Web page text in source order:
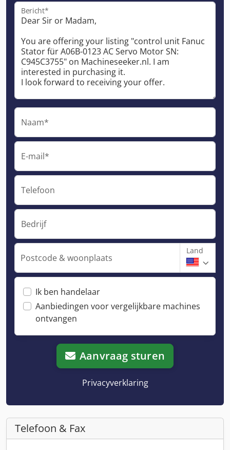
Bericht*
Naam*
E-mail*
Telefoon
Bedrijf
Postcode & woonplaats
Land
Ik ben handelaar
Aanbiedingen voor vergelijkbare machines
ontvangen
Aanvraag sturen
Privacyverklaring
Telefoon & Fax